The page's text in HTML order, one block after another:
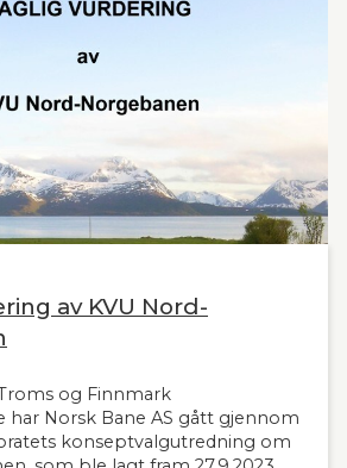
av KVU Nord-
og Finnmark
Norsk Bane AS gått gjennom
konseptvalgutredning om